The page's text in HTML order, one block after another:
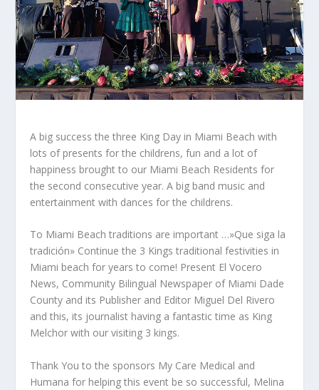
A big success the three King Day in Miami Beach with
lots of presents for the childrens, fun and a lot of
happiness brought to our Miami Beach Residents for
the second consecutive year. A big band music and
entertainment with dances for the childrens.
To Miami Beach traditions are important …»Que siga la
tradición» Continue the 3 Kings traditional festivities in
Miami beach for years to come! Present El Vocero
News, Community Bilingual Newspaper of Miami Dade
County and its Publisher and Editor Miguel Del Rivero
and this, its journalist having a fantastic time as King
Melchor with our visiting 3 kings.
Thank You to the sponsors My Care Medical and
Humana for helping this event be so successful, Melina